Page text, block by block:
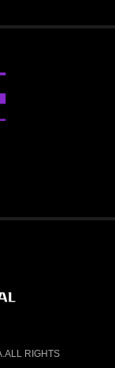
體股份有限公司 PILI
RIGHTS